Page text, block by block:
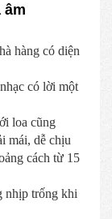
âm
hàng có diện
có lời một
loa cũng
mái, dễ chịu
cách từ 15
nhịp trống khi